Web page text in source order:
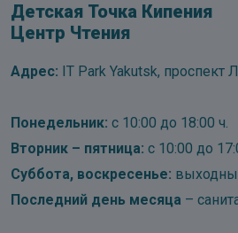
Детская Точка Кипения
Центр Чтения
Адрес: IT Park Yakutsk, проспект
Понедельник: с 10:00 до 18:00 ч.
Вторник – пятница: с 10:00 до
Суббота, воскресенье:
Последний день месяца –